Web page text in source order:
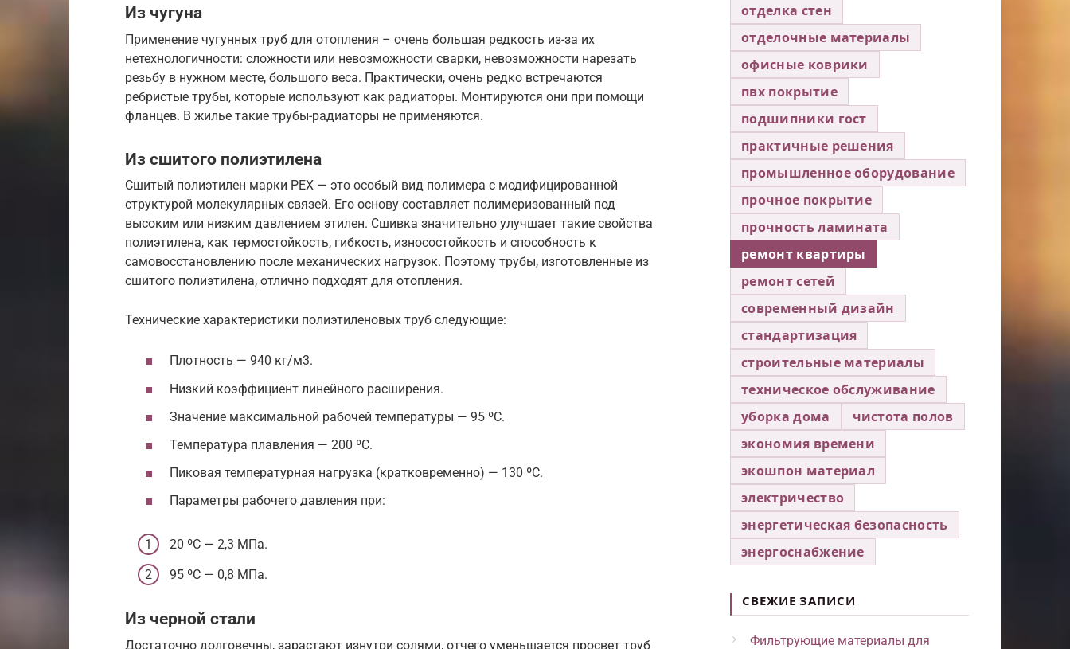
Из чугуна
Применение чугунных труб для отопления – очень большая редкость из-за их
нетехнологичности: сложности или невозможности сварки, невозможности нарезать
резьбу в нужном месте, большого веса. Практически, очень редко встречаются
ребристые трубы, которые используют как радиаторы. Монтируются они при помощи
фланцев. В жилье такие трубы-радиаторы не применяются.
Из сшитого полиэтилена
Сшитый полиэтилен марки PEX — это особый вид полимера с модифицированной
структурой молекулярных связей. Его основу составляет полимеризованный под
высоким или низким давлением этилен. Сшивка значительно улучшает такие свойства
полиэтилена, как термостойкость, гибкость, износостойкость и способность к
самовосстановлению после механических нагрузок. Поэтому трубы, изготовленные из
сшитого полиэтилена, отлично подходят для отопления.
Технические характеристики полиэтиленовых труб следующие:
Плотность — 940 кг/м3.
Низкий коэффициент линейного расширения.
Значение максимальной рабочей температуры — 95 ºС.
Температура плавления — 200 ºС.
Пиковая температурная нагрузка (кратковременно) — 130 ºС.
Параметры рабочего давления при:
20 ºС — 2,3 МПа.
95 ºС — 0,8 МПа.
Из черной стали
Достаточно долговечны, зарастают изнутри солями, отчего уменьшается просвет труб
отделка стен
отделочные материалы
офисные коврики
пвх покрытие
подшипники гост
практичные решения
промышленное оборудование
прочное покрытие
прочность ламината
ремонт квартиры
ремонт сетей
современный дизайн
стандартизация
строительные материалы
техническое обслуживание
уборка дома
чистота полов
экономия времени
экошпон материал
электричество
энергетическая безопасность
энергоснабжение
СВЕЖИЕ ЗАПИСИ
Фильтрующие материалы для